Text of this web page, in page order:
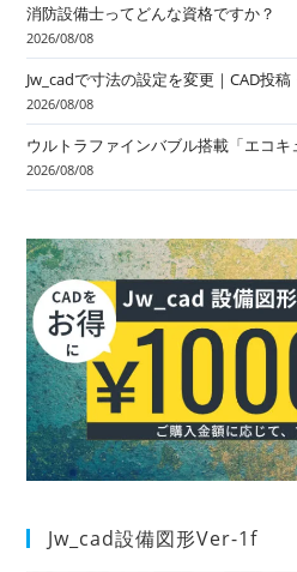
消防設備士ってどんな資格ですか？
2026/08/08
Jw_cadで寸法の設定を変更｜CAD投
2026/08/08
ウルトラファインバブル搭載「エコ
2026/08/08
Jw_cad設備図形Ver-1f